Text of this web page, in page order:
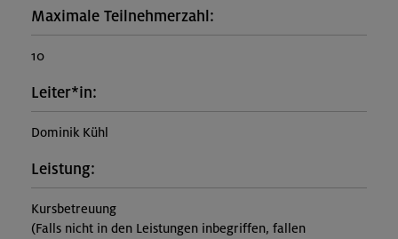
Maximale Teilnehmerzahl:
10
Leiter*in:
Dominik Kühl
Leistung:
Kursbetreuung
(Falls nicht in den Leistungen inbegriffen, fallen